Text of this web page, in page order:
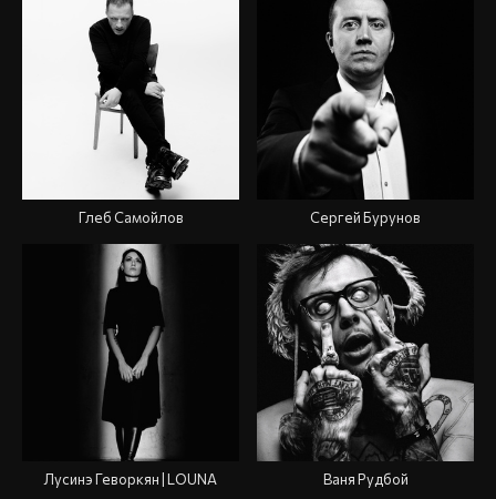
Глеб Самойлов Сергей Бурунов
Лусинэ Геворкян | LOUNA Ваня Рудбой